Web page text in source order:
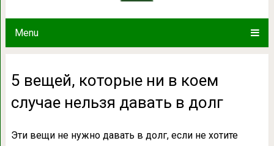
Menu
5 вещей, которые ни в коем
случае нельзя давать в долг
Эти вещи не нужно давать в долг, если не хотите